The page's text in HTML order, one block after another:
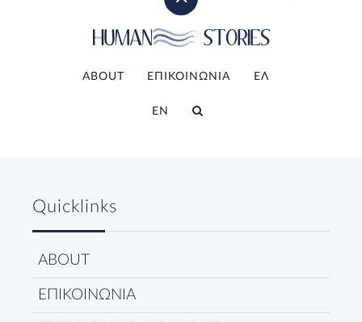
ABOUT ΕΠΙΚΟΙΝΩΝΙΑ ΕΛ
EN
Quicklinks
ABOUT
ΕΠΙΚΟΙΝΩΝΙΑ